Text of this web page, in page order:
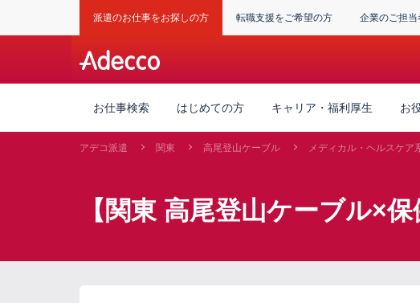
派遣のお仕事をお探しの方 転職支援をご希望の方 企業のご担当
お仕事検索 はじめての方 キャリア・福利厚生 お
アデコ派遣 関東 高尾登山ケーブル メディカル・ヘルスケア
【関東 高尾登山ケーブル×